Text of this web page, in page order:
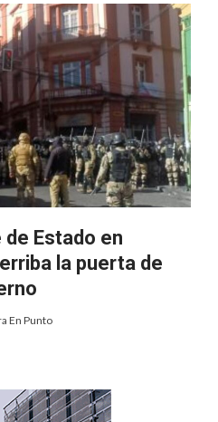
Estado en
la puerta de
En Punto